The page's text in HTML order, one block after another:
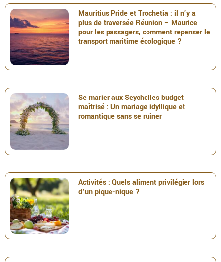
Mauritius Pride et Trochetia : il n’y a
plus de traversée Réunion – Maurice
pour les passagers, comment repenser le
transport maritime écologique ?
Se marier aux Seychelles budget
maîtrisé : Un mariage idyllique et
romantique sans se ruiner
Activités : Quels aliment privilégier lors
d’un pique-nique ?